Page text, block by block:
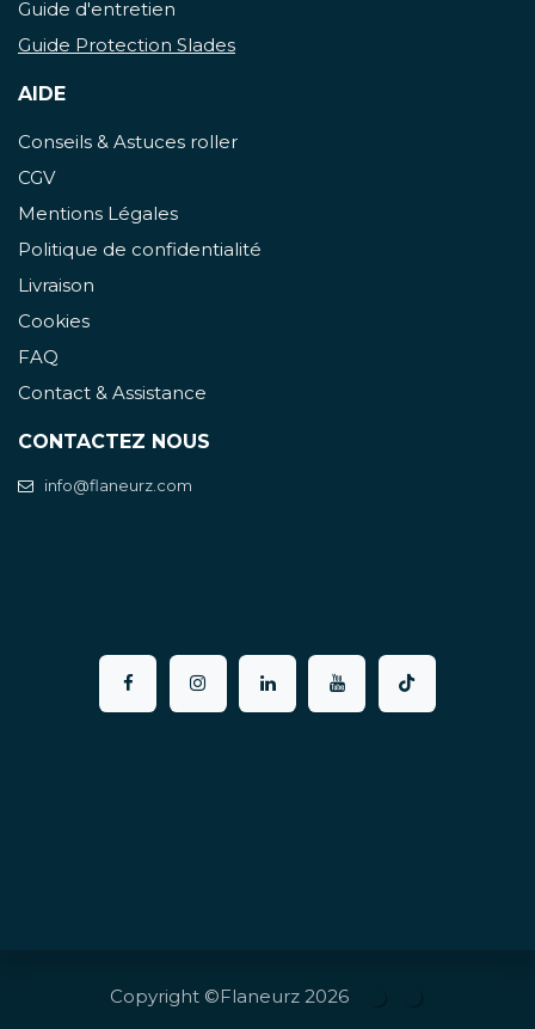
Guide d'entretien
Guide Protection Slades
AIDE
Conseils & Astuces roller
CGV
Mentions Légales
Politique de confidentialité
Livraison
Cookies
FAQ
Contact & Assistance
CONTACTEZ NOUS
info@flaneurz.com
Copyright ©Flaneurz 2026